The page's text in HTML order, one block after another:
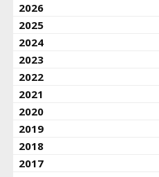
2026
2025
2024
2023
2022
2021
2020
2019
2018
2017